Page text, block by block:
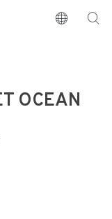
index.php/zh-hant
OCEAN